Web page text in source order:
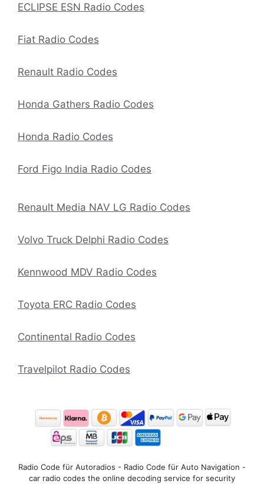
ECLIPSE ESN Radio Codes
Fiat Radio Codes
Renault Radio Codes
Honda Gathers Radio Codes
Honda Radio Codes
Ford Figo India Radio Codes
Renault Media NAV LG Radio Codes
Volvo Truck Delphi Radio Codes
Kennwood MDV Radio Codes
Toyota ERC Radio Codes
Continental Radio Codes
Travelpilot Radio Codes
Radio Code für Autoradios - Radio Code für Auto Navigation -
car radio codes the online decoding service for security